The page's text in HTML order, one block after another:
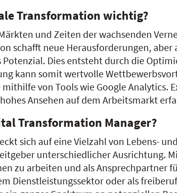
Transformation wichtig?
und Zeiten der wachsenden
schafft neue Herausforderungen,
Dies entsteht durch die
kann somit wertvolle
von Tools wie Google
Ansehen auf dem Arbeitsmarkt
Transformation Manager?
sich auf eine Vielzahl von Lebens-
unterschiedlicher Ausrichtung.
zu arbeiten und als Ansprechpartner
Dienstleistungssektor oder als